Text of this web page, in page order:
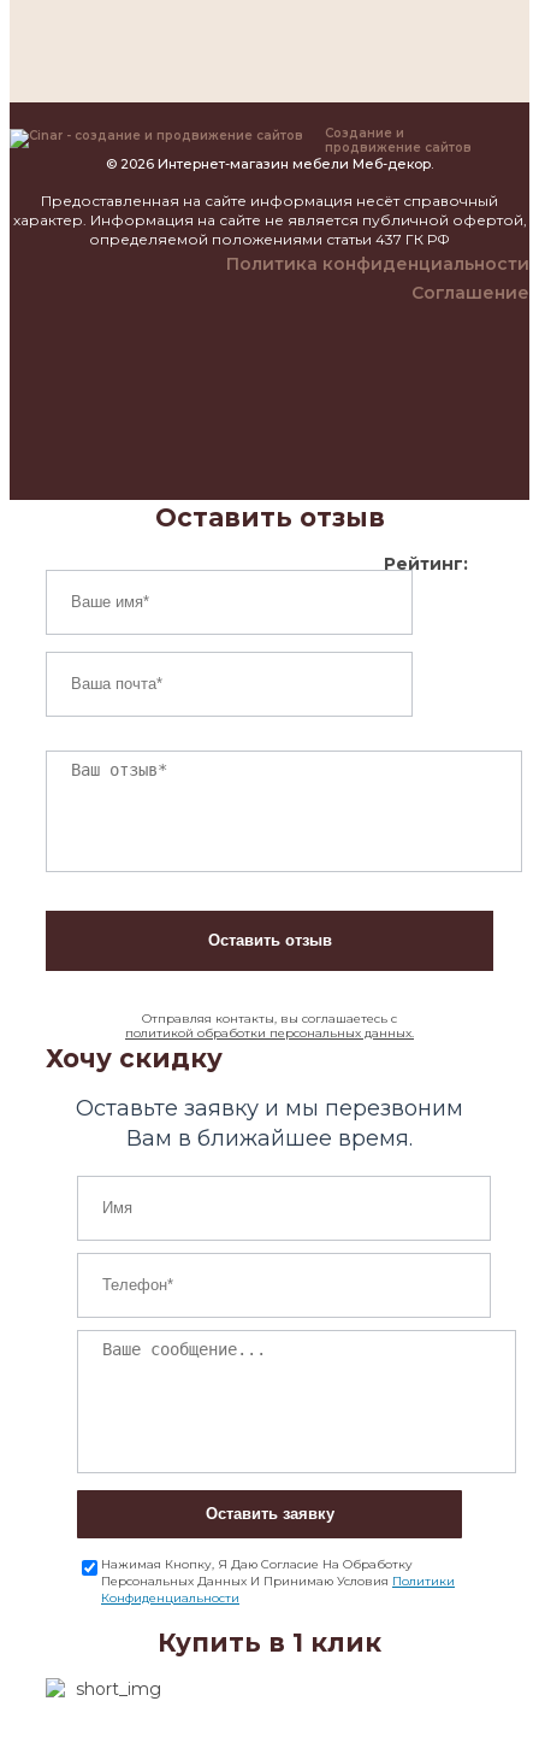
Создание и
продвижение сайтов
© 2026 Интернет-магазин мебели Меб-декор.
Предоставленная на сайте информация несёт справочный
характер. Информация на сайте не является публичной офертой,
определяемой положениями статьи 437 ГК РФ
Политика конфиденциальности
Соглашение
Оставить отзыв
Рейтинг:
Отправляя контакты, вы соглашаетесь с
политикой обработки персональных данных.
Хочу скидку
Оставьте заявку и мы перезвоним
Вам в ближайшее время.
Оставить заявку
Нажимая Кнопку, Я Даю Согласие На Обработку
Персональных Данных И Принимаю Условия Политики
Конфиденциальности
Купить в 1 клик